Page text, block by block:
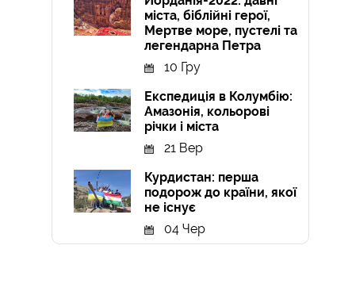
міста, біблійні герої,
Мертве море, пустелі та
легендарна Петра
10 Гру
Експедиція в Колумбію:
Амазонія, кольорові
річки і міста
21 Вер
Курдистан: перша
подорож до країни, якої
не існує
04 Чер